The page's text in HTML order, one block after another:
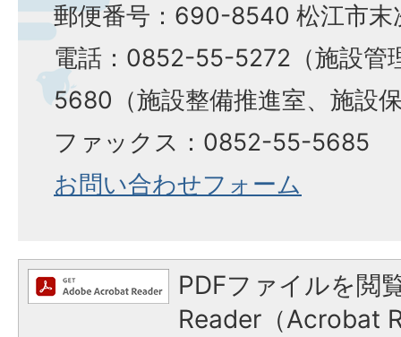
郵便番号：690-8540 松江市末
電話：0852-55-5272（施設管
5680（施設整備推進室、施設
ファックス：0852-55-5685
お問い合わせフォーム
PDFファイルを閲
Reader（Acrobat